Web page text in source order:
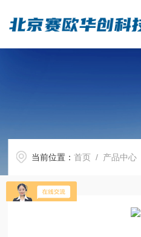
当前位置：首页 / 产品中心